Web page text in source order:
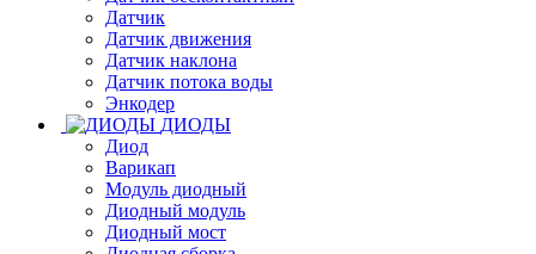
Датчик
Датчик движения
Датчик наклона
Датчик потока воды
Энкодер
ДИОДЫ
Диод
Варикап
Модуль диодный
Диодный модуль
Диодный мост